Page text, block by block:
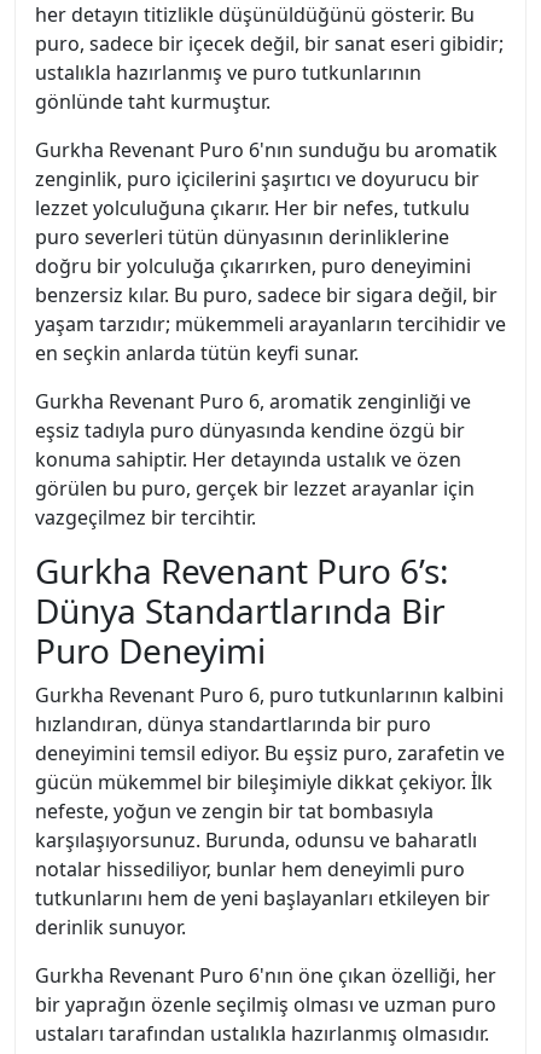
her detayın titizlikle düşünüldüğünü gösterir. Bu
puro, sadece bir içecek değil, bir sanat eseri gibidir;
ustalıkla hazırlanmış ve puro tutkunlarının
gönlünde taht kurmuştur.
Gurkha Revenant Puro 6'nın sunduğu bu aromatik
zenginlik, puro içicilerini şaşırtıcı ve doyurucu bir
lezzet yolculuğuna çıkarır. Her bir nefes, tutkulu
puro severleri tütün dünyasının derinliklerine
doğru bir yolculuğa çıkarırken, puro deneyimini
benzersiz kılar. Bu puro, sadece bir sigara değil, bir
yaşam tarzıdır; mükemmeli arayanların tercihidir ve
en seçkin anlarda tütün keyfi sunar.
Gurkha Revenant Puro 6, aromatik zenginliği ve
eşsiz tadıyla puro dünyasında kendine özgü bir
konuma sahiptir. Her detayında ustalık ve özen
görülen bu puro, gerçek bir lezzet arayanlar için
vazgeçilmez bir tercihtir.
Gurkha Revenant Puro 6’s:
Dünya Standartlarında Bir
Puro Deneyimi
Gurkha Revenant Puro 6, puro tutkunlarının kalbini
hızlandıran, dünya standartlarında bir puro
deneyimini temsil ediyor. Bu eşsiz puro, zarafetin ve
gücün mükemmel bir bileşimiyle dikkat çekiyor. İlk
nefeste, yoğun ve zengin bir tat bombasıyla
karşılaşıyorsunuz. Burunda, odunsu ve baharatlı
notalar hissediliyor, bunlar hem deneyimli puro
tutkunlarını hem de yeni başlayanları etkileyen bir
derinlik sunuyor.
Gurkha Revenant Puro 6'nın öne çıkan özelliği, her
bir yaprağın özenle seçilmiş olması ve uzman puro
ustaları tarafından ustalıkla hazırlanmış olmasıdır.